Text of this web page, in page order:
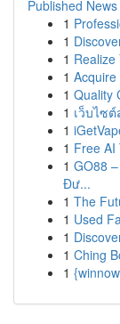
Published News
1
1
1 Realize
1
1 Quality
1 เว็บไซ
1
1 Free AI
1 GO88
Đư...
1 The
1 Used
1
1 Ching
1